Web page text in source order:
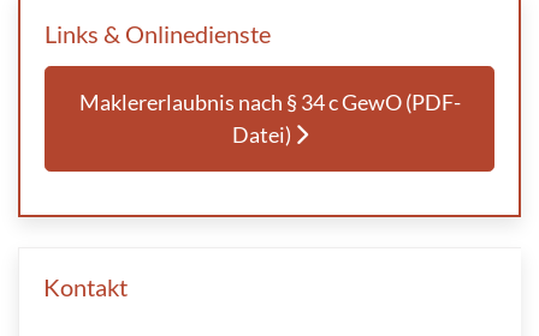
Links & Onlinedienste
Maklererlaubnis nach § 34 c GewO (PDF-
Datei)
Kontakt